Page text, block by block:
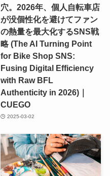
穴。2026年、個人自転車店
が没個性化を避けてファン
の熱量を最大化するSNS戦
略 (The AI Turning Point
for Bike Shop SNS:
Fusing Digital Efficiency
with Raw BFL
Authenticity in 2026)｜
CUEGO
2025-03-02